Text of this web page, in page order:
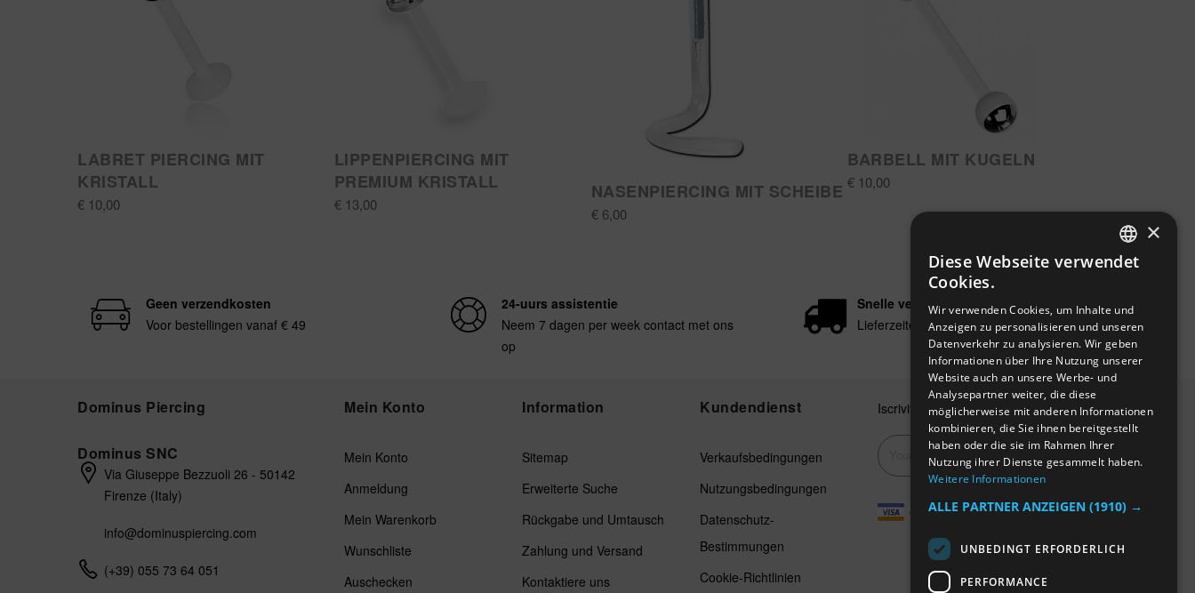
LABRET PIERCING MIT
KRISTALL
€ 10,00
LIPPENPIERCING MIT
PREMIUM KRISTALL
€ 13,00
NASENPIERCING MIT SCHEIBE
€ 6,00
BARBELL MIT KUGELN
€ 10,00
Geen verzendkosten
Voor bestellingen vanaf € 49
24-uurs assistentie
Neem 7 dagen per week contact met ons
op
Snelle verzending
Lieferzeiten in 24/48 Stunden
Dominus Piercing
Dominus SNC
Via Giuseppe Bezzuoli 26 - 50142
Firenze (Italy)
info@dominuspiercing.com
(+39) 055 73 64 051
Mein Konto
Mein Konto
Anmeldung
Mein Warenkorb
Wunschliste
Auschecken
Information
Sitemap
Erweiterte Suche
Rückgabe und Umtausch
Zahlung und Versand
Kontaktiere uns
Kundendienst
Verkaufsbedingungen
Nutzungsbedingungen
Datenschutz-
Bestimmungen
Cookie-Richtlinien
Iscriviti alla nostra newsletter
Abonnieren
ENGLISH
ITALIAN
SPANISH
×
Diese Webseite verwendet
Cookies.
Wir verwenden Cookies, um Inhalte und
Anzeigen zu personalisieren und unseren
Datenverkehr zu analysieren. Wir geben
Informationen über Ihre Nutzung unserer
Website auch an unsere Werbe- und
Analysepartner weiter, die diese
möglicherweise mit anderen Informationen
kombinieren, die Sie ihnen bereitgestellt
haben oder die sie im Rahmen Ihrer
Nutzung ihrer Dienste gesammelt haben.
Weitere Informationen
ALLE PARTNER ANZEIGEN (1910) →
UNBEDINGT ERFORDERLICH
PERFORMANCE